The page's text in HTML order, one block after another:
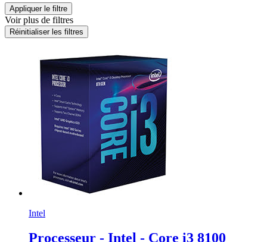
Voir plus de filtres
Intel
Processeur - Intel - Core i3 8100